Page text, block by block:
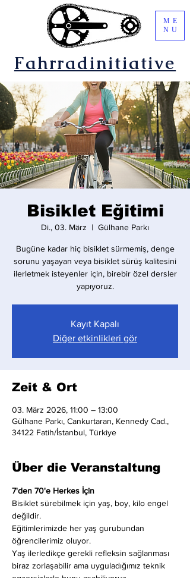
Fahrradinitiative
ME
NU
Bisiklet Eğitimi
Di., 03. März
  |
Gülhane Parkı
Bugüne kadar hiç bisiklet sürmemiş, denge
sorunu yaşayan veya bisiklet sürüş kalitesini
ilerletmek isteyenler için, birebir özel dersler
yapıyoruz.
Kayıt Kapalı
Diğer etkinlikleri gör
Zeit & Ort
03. März 2026, 11:00 – 13:00
Gülhane Parkı, Cankurtaran, Kennedy Cad.,
34122 Fatih/İstanbul, Türkiye
Über die Veranstaltung
7'den 70'e Herkes İçin
Bisiklet sürebilmek için yaş, boy, kilo engel
değildir.
Eğitimlerimizde her yaş gurubundan
öğrencilerimiz oluyor.
Yaş ilerledikçe gerekli refleksin sağlanması
biraz zorlaşabilir ama uyguladığımız teknik